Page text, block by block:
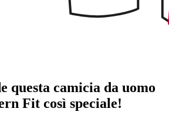
questa camicia da uomo
Fit così speciale!